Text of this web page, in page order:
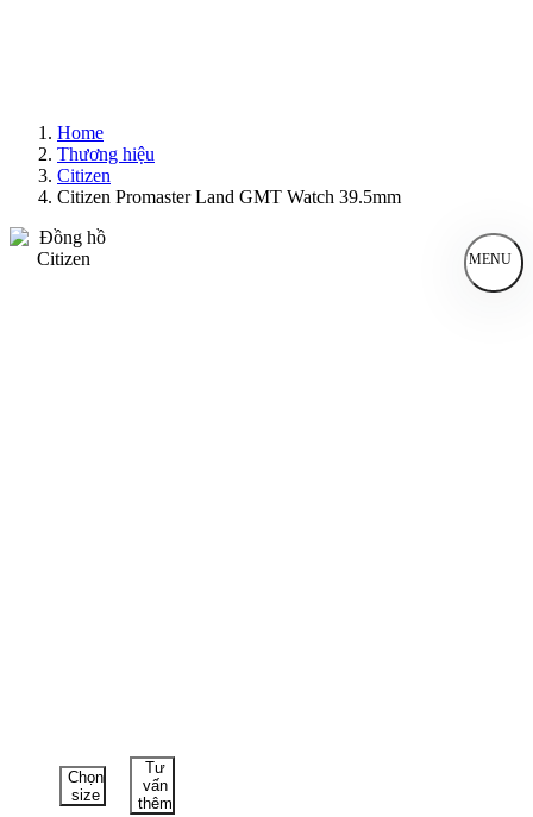
Home
Thương hiệu
Citizen
Citizen Promaster Land GMT Watch 39.5mm
MENU
Chọn
size
Tư
vấn
thêm